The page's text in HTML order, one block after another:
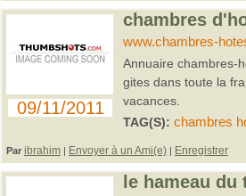
09/11/2011
chambres
www.chambres-
Annuaire chambres-
gites dans toute la
vacances.
TAG(S): chambres
Par ibrahim | Envoyer à un Ami(e) | Enregistrer
le hameau du